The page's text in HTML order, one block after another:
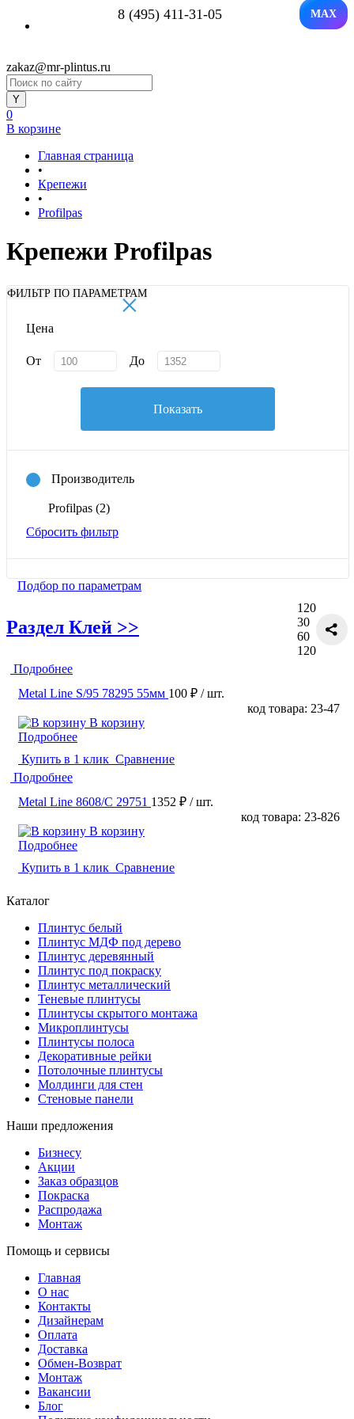
8 (495) 411-31-05 MAX
zakaz@mr-plintus.ru
0
В корзине
Главная страница
•
Крепежи
•
Profilpas
Крепежи Profilpas
ФИЛЬТР ПО ПАРАМЕТРАМ
×
Цена
От До
Показать
Производитель
Profilpas (2)
Сбросить фильтр
Подбор по параметрам
Раздел Клей >>
120
30
60
120
Подробнее
Metal Line S/95 78295 55мм 100 ₽ / шт.
код товара: 23-47
В корзину
Подробнее
Купить в 1 клик Сравнение
Подробнее
Metal Line 8608/C 29751 1352 ₽ / шт.
код товара: 23-826
В корзину
Подробнее
Купить в 1 клик Сравнение
Каталог
Плинтус белый
Плинтус МДФ под дерево
Плинтус деревянный
Плинтус под покраску
Плинтус металлический
Теневые плинтусы
Плинтусы скрытого монтажа
Микроплинтусы
Плинтусы полоса
Декоративные рейки
Потолочные плинтусы
Молдинги для стен
Стеновые панели
Наши предложения
Бизнесу
Акции
Заказ образцов
Покраска
Распродажа
Монтаж
Помощь и сервисы
Главная
О нас
Контакты
Дизайнерам
Оплата
Доставка
Обмен-Возврат
Монтаж
Вакансии
Блог